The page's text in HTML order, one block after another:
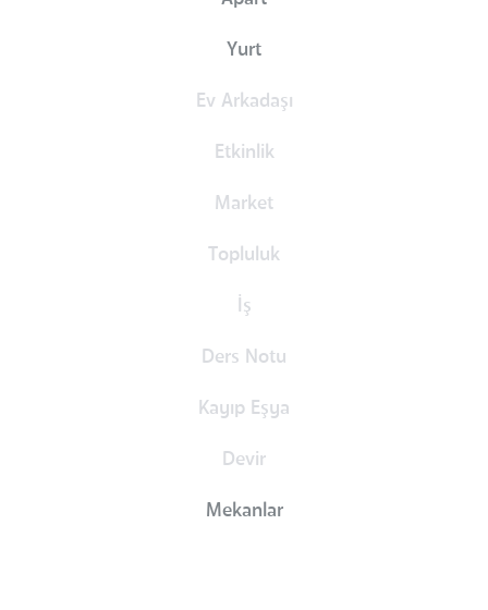
Yurt
Ev Arkadaşı
Etkinlik
Market
Topluluk
İş
Ders Notu
Kayıp Eşya
Devir
Mekanlar